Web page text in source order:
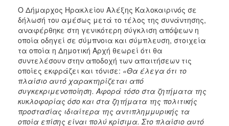
Ο Δήμαρχος Ηρακλείου Αλέξης Καλοκαιρινός σε
δήλωσή του αμέσως μετά το τέλος της συνάντησης,
αναφέρθηκε στη γενικότερη σύγκλιση απόψεων η
οποία οδηγεί σε σύμπνοια και σύμπλευση, στοιχεία
τα οποία η Δημοτική Αρχή θεωρεί ότι θα
συντελέσουν στην αποδοχή των απαιτήσεων τις
οποίες εκφράζει και τόνισε: «Θα έλεγα ότι το
πλαίσιο αυτό χαρακτηρίζεται από
συγκεκριμενοποίηση. Αφορά τόσο στα ζητήματα της
κυκλοφορίας όσο και στα ζητήματα της πολιτικής
προστασίας ιδιαίτερα της αντιπλημμυρικής τα
οποία επίσης είναι πολύ κρίσιμα. Στο πλαίσιο αυτό